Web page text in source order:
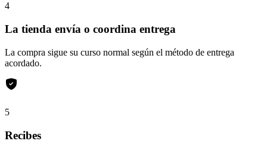
4
La tienda envía o coordina entrega
La compra sigue su curso normal según el método de entrega
acordado.
5
Recibes